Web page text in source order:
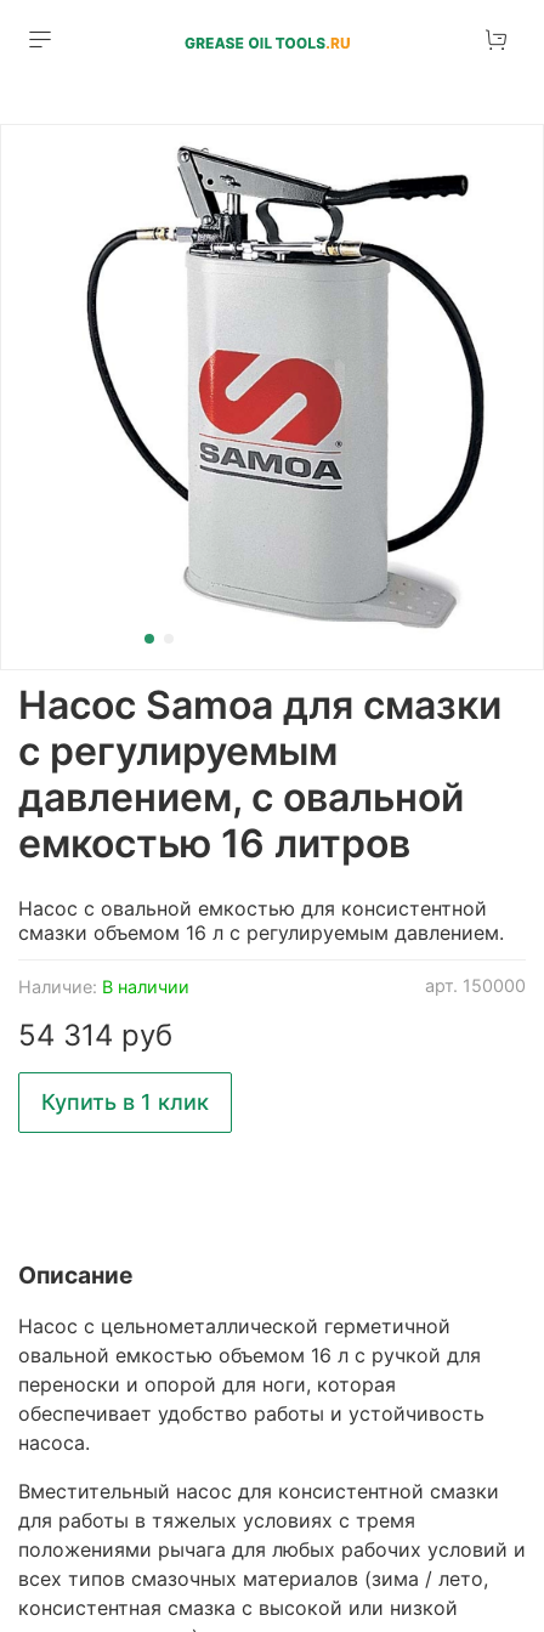
арт. 150000
Наличие: В наличии
Насос Samoa для смазки
с регулируемым
давлением, с овальной
емкостью 16 литров
54 314 руб
Купить в 1 клик
Насос с овальной емкостью для консистентной
смазки объемом 16 л с регулируемым давлением.
Описание
Насос с цельнометаллической герметичной
овальной емкостью объемом 16 л с ручкой для
переноски и опорой для ноги, которая
обеспечивает удобство работы и устойчивость
насоса.
Вместительный насос для консистентной смазки
для работы в тяжелых условиях с тремя
положениями рычага для любых рабочих условий и
всех типов смазочных материалов (зима / лето,
консистентная смазка с высокой или низкой